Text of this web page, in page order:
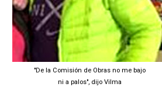
"De la Comisión de Obras no me bajo
ni a palos", dijo Vilma